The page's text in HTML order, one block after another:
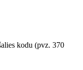
kodu (pvz. 370